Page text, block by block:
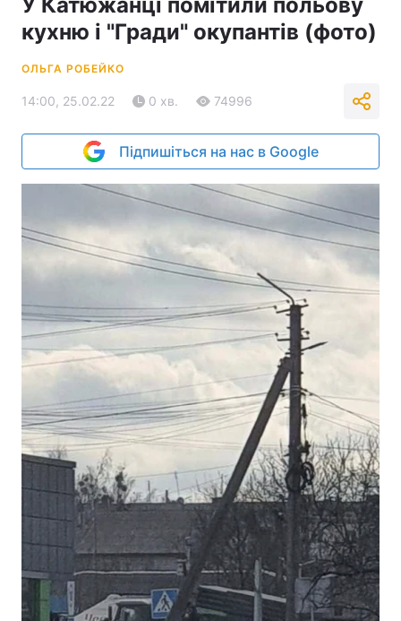
кухню і "Гради" окупантів (фото)
ОЛЬГА РОБЕЙКО
14:00, 25.02.22 0 хв. 74996
Підпишіться на нас в Google